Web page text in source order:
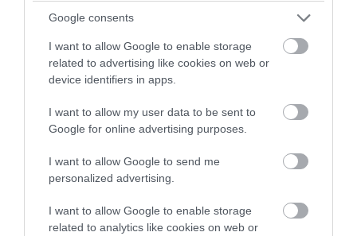
Google consents
I want to allow Google to enable storage
related to advertising like cookies on web or
device identifiers in apps.
I want to allow my user data to be sent to
Google for online advertising purposes.
I want to allow Google to send me
personalized advertising.
I want to allow Google to enable storage
related to analytics like cookies on web or
ενημέρωσης και τη σύγχρονη ειδησεογραφία.
Διαθέτει εμπειρία στην συγγραφή online
περιεχομένου, τη διαχείριση ειδησεογραφικής
ύλης και την παρακολούθηση της επικαιρότητας
σε πραγματικό χρόνο.
ΠΡΟΒΟΛΗ ΠΡΟΦΙΛ →
Διαβάστε όλες τις τελευταίεςΕιδήσεις
από την
Ελλάδα και τον Κόσμο